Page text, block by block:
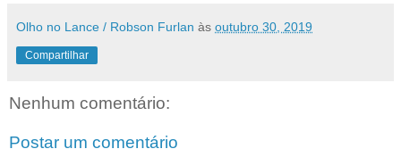
Olho no Lance / Robson Furlan às outubro 30, 2019
Compartilhar
Nenhum comentário:
Postar um comentário